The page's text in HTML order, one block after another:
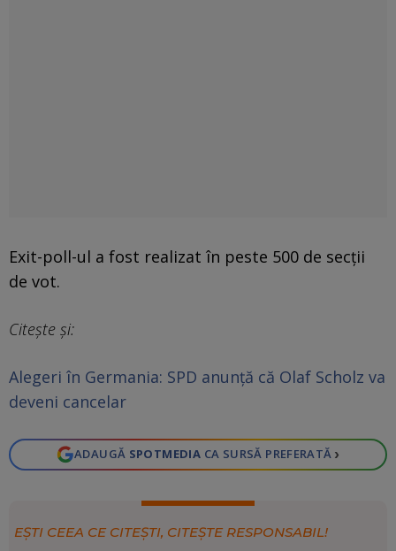
Exit-poll-ul a fost realizat în peste 500 de secții
de vot.
Citește și:
Alegeri în Germania: SPD anunță că Olaf Scholz va
deveni cancelar
ADAUGĂ SPOTMEDIA CA SURSĂ PREFERATĂ ›
EȘTI CEEA CE CITEȘTI, CITEȘTE RESPONSABIL!